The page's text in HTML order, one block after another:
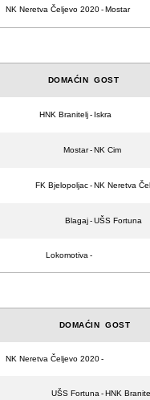
NK Neretva Čeljevo 2020-Mostar
DOMAĆIN GOST
HNK Branitelj- Iskra
Mostar-NK Cim
FK Bjelopoljac-NK Neretva
Blagaj-UŠS Fortuna
Lokomotiva -
DOMAĆIN GOST
NK Neretva Čeljevo 2020-
UŠS Fortuna -HNK